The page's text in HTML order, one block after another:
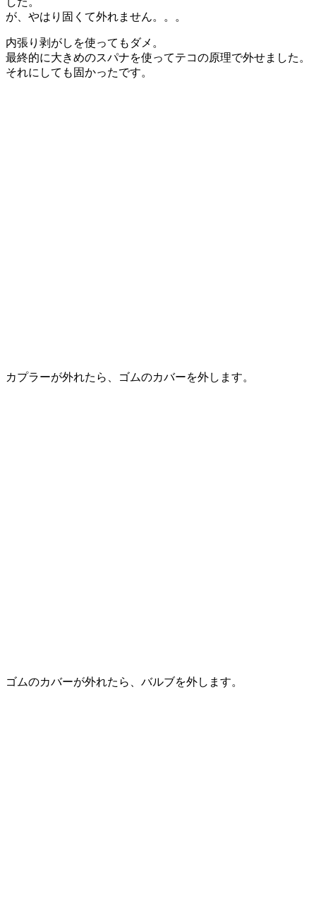
が、やはり固くて外れません。。。
内張り剥がしを使ってもダメ。
最終的に大きめのスパナを使ってテコの原理で外せました。
それにしても固かったです。
カプラーが外れたら、ゴムのカバーを外します。
ゴムのカバーが外れたら、バルブを外します。